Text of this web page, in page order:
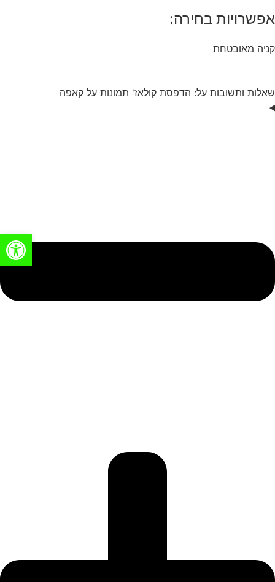
אפשרויות בחירה:
קניה מאובטחת
שאלות ותשובות על: הדפסת קולאז' תמונות על קאפה
פתח